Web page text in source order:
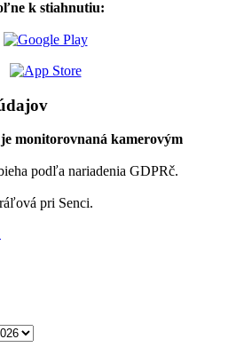
k stiahnutiu:
monitorovnaná kamerovým
podľa nariadenia GDPRč.
pri Senci.